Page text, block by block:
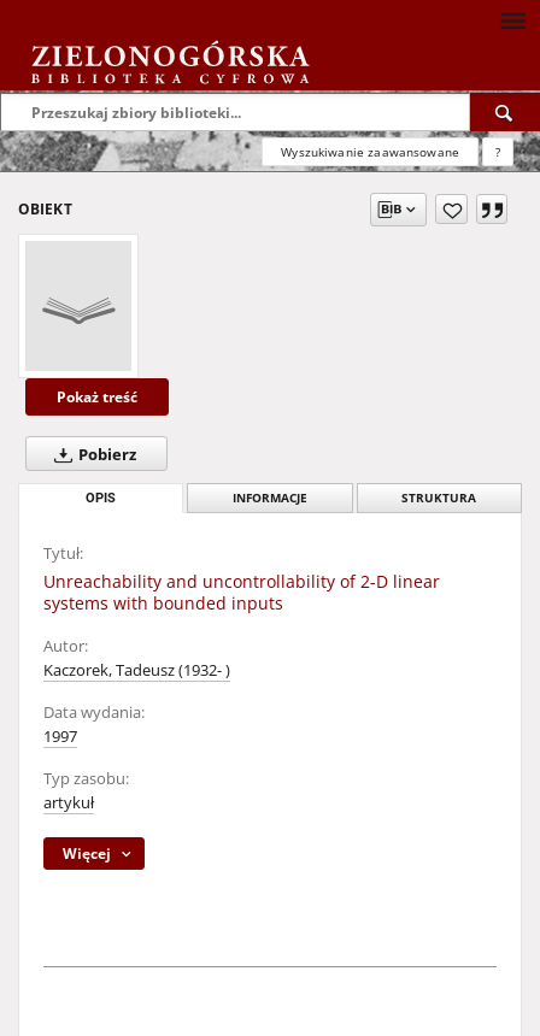
Wyszukiwanie zaawansowane ?
OBIEKT
Pokaż treść
Pobierz
OPIS INFORMACJE STRUKTURA
Tytuł:
Unreachability and uncontrollability of 2-D linear
systems with bounded inputs
Autor:
Kaczorek, Tadeusz (1932- )
Data wydania:
1997
Typ zasobu:
artykuł
Więcej